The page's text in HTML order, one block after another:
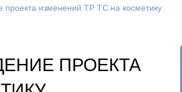
изменений ТР ТС на косметику
ПРОЕКТА